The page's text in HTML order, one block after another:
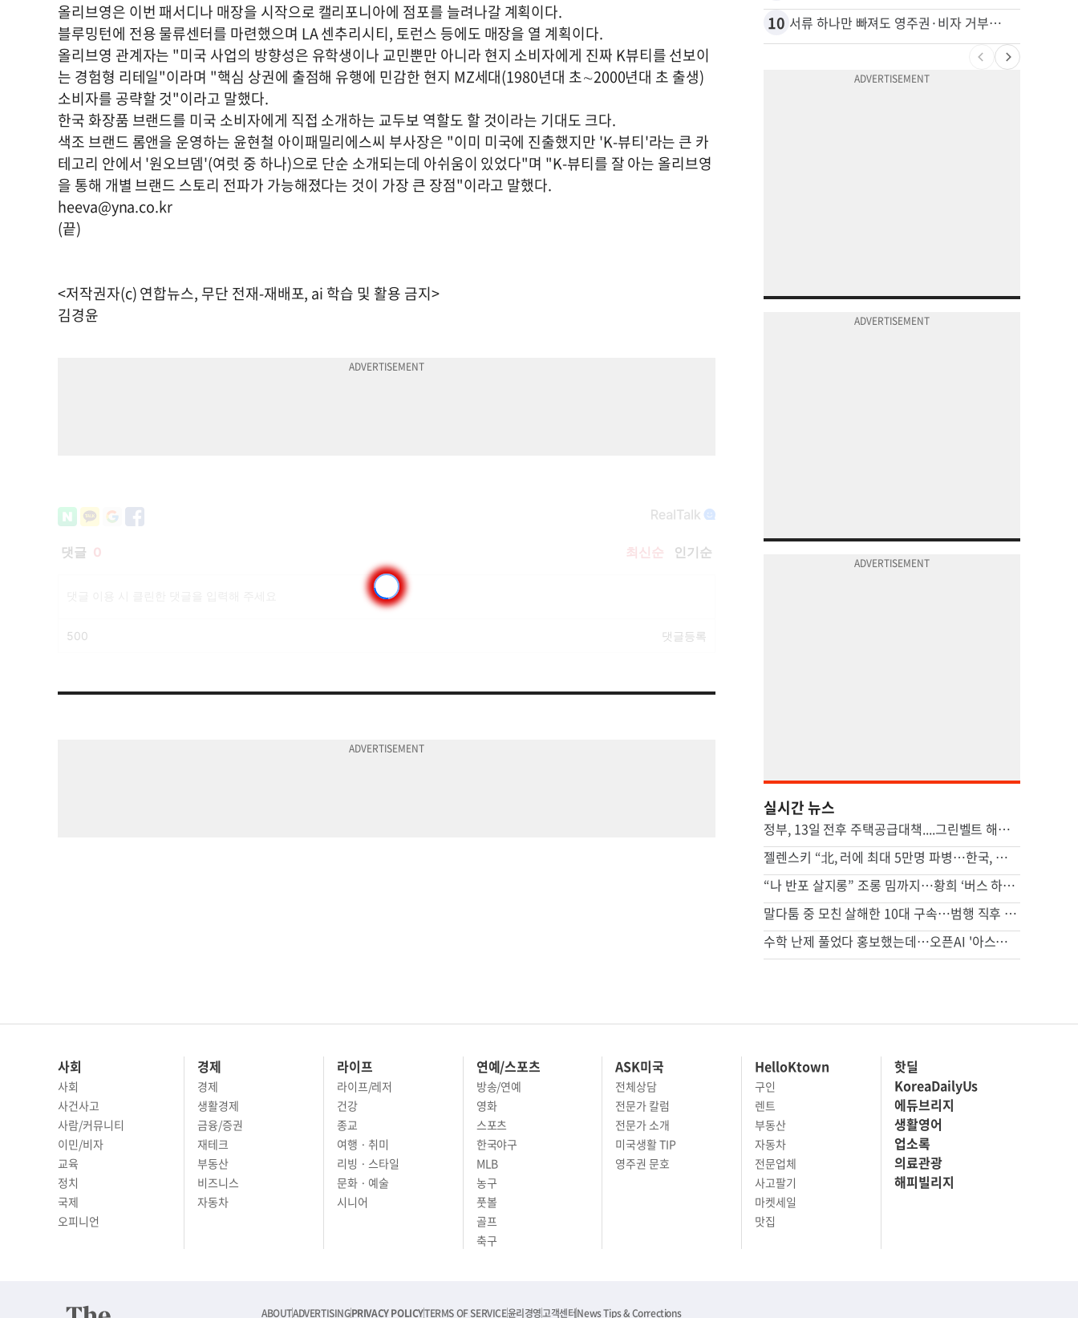
올리브영은 이번 패서디나 매장을 시작으로 캘리포니아에 점포를 늘려나갈 계획이다.
블루밍턴에 전용 물류센터를 마련했으며 LA 센추리시티, 토런스 등에도 매장을 열 계획이다.
올리브영 관계자는 "미국 사업의 방향성은 유학생이나 교민뿐만 아니라 현지 소비자에게 진짜 K뷰티를 선보이
는 경험형 리테일"이라며 "핵심 상권에 출점해 유행에 민감한 현지 MZ세대(1980년대 초∼2000년대 초 출생)
소비자를 공략할 것"이라고 말했다.
한국 화장품 브랜드를 미국 소비자에게 직접 소개하는 교두보 역할도 할 것이라는 기대도 크다.
색조 브랜드 롬앤을 운영하는 윤현철 아이패밀리에스씨 부사장은 "이미 미국에 진출했지만 'K-뷰티'라는 큰 카
테고리 안에서 '원오브뎀'(여럿 중 하나)으로 단순 소개되는데 아쉬움이 있었다"며 "K-뷰티를 잘 아는 올리브영
을 통해 개별 브랜드 스토리 전파가 가능해졌다는 것이 가장 큰 장점"이라고 말했다.
heeva@yna.co.kr
(끝)
<저작권자(c) 연합뉴스, 무단 전재-재배포, ai 학습 및 활용 금지>
김경윤
10 서류 하나만 빠져도 영주권·비자 거부…심사관 재량권 대폭 확대
실시간 뉴스
정부, 13일 전후 주택공급대책....그린벨트 해제 등 ‘영끌 대책’ 거론
젤렌스키 “北, 러에 최대 5만명 파병…한국, 방공망 지원해달라”
“나 반포 살지롱” 조롱 밈까지…황희 ‘버스 하우스’ 제안 후폭풍
말다툼 중 모친 살해한 10대 구속…범행 직후 반려견도 죽여
수학 난제 풀었다 홍보했는데…오픈AI '아스트라' 개발 보류 발표, 왜[팩플]
사회
사회
사건사고
사람/커뮤니티
이민/비자
교육
정치
국제
경제
경제
생활경제
금융/증권
재테크
부동산
비즈니스
라이프
라이프/레저
건강
종교
여행 · 취미
리빙 · 스타일
문화 · 예술
연예/스포츠
방송/연예
영화
스포츠
한국야구
MLB
농구
풋볼
골프
ASK미국
전체상담
전문가 칼럼
전문가 소개
미국생활 TIP
HelloKtown
구인
렌트
부동산
자동차
전문업체
사고팔기
마켓세일
핫딜
KoreaDailyUs
에듀브리지
생활영어
업소록
의료관광
해피빌리지